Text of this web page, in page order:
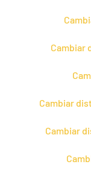
Cambiar
Cambiar
Cambiar